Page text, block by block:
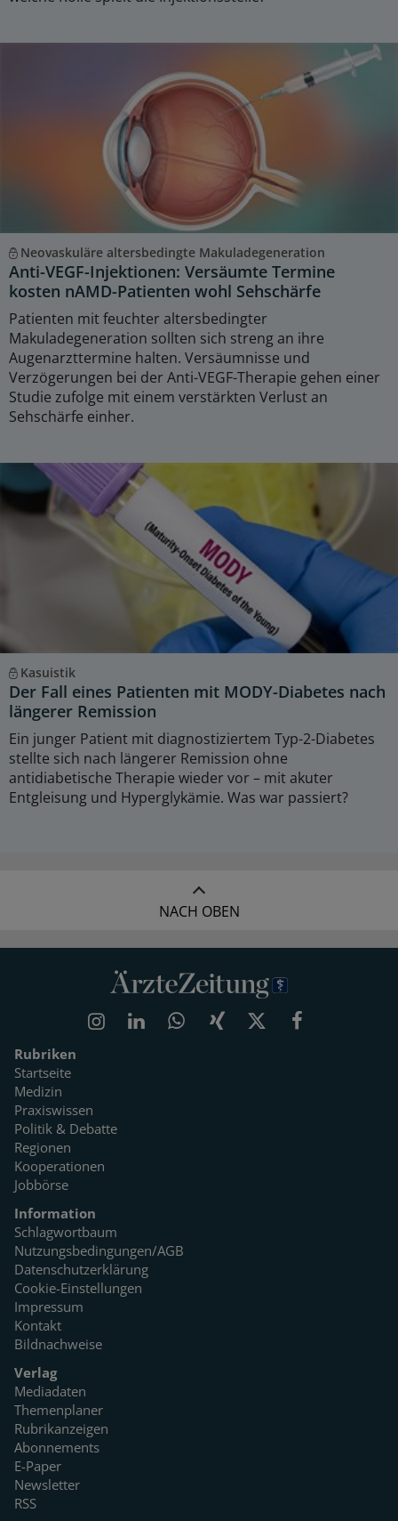
Neovaskuläre altersbedingte Makuladegeneration
Anti-VEGF-Injektionen: Versäumte Termine
kosten nAMD-Patienten wohl Sehschärfe
Patienten mit feuchter altersbedingter
Makuladegeneration sollten sich streng an ihre
Augenarzttermine halten. Versäumnisse und
Verzögerungen bei der Anti-VEGF-Therapie gehen einer
Studie zufolge mit einem verstärkten Verlust an
Sehschärfe einher.
Kasuistik
Der Fall eines Patienten mit MODY-Diabetes nach
längerer Remission
Ein junger Patient mit diagnostiziertem Typ-2-Diabetes
stellte sich nach längerer Remission ohne
antidiabetische Therapie wieder vor – mit akuter
Entgleisung und Hyperglykämie. Was war passiert?
NACH OBEN
Rubriken
Startseite
Medizin
Praxiswissen
Politik & Debatte
Regionen
Kooperationen
Jobbörse
Information
Schlagwortbaum
Nutzungsbedingungen/AGB
Datenschutzerklärung
Cookie-Einstellungen
Impressum
Kontakt
Bildnachweise
Verlag
Mediadaten
Themenplaner
Rubrikanzeigen
Abonnements
E-Paper
Newsletter
RSS